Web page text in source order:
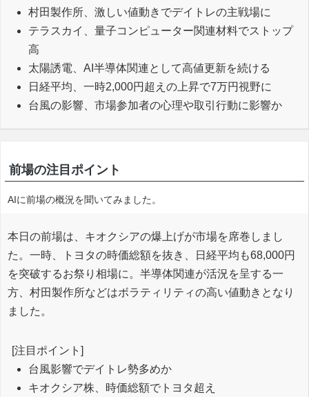
村田製作所、激しい値動きでデイトレの主戦場に
テラスカイ、量子コンピューター関連材料でストップ
高
太陽誘電、AI半導体関連として高値更新を続ける
日経平均、一時2,000円超えの上昇で7万円視野に
台風の影響、市場参加者の心理や取引行動に影響か
前場の注目ポイント
AIに前場の概況を聞いてみました。
本日の前場は、キオクシアの爆上げが市場を席巻しまし
た。一時、トヨタの時価総額を抜き、日経平均も68,000円
を突破するお祭り相場に。半導体関連が活況を呈する一
方、村田製作所などはボラティリティの高い値動きとなり
ました。
[注目ポイント]
台風影響でデイトレ勢多めか
キオクシア株、時価総額でトヨタ超え